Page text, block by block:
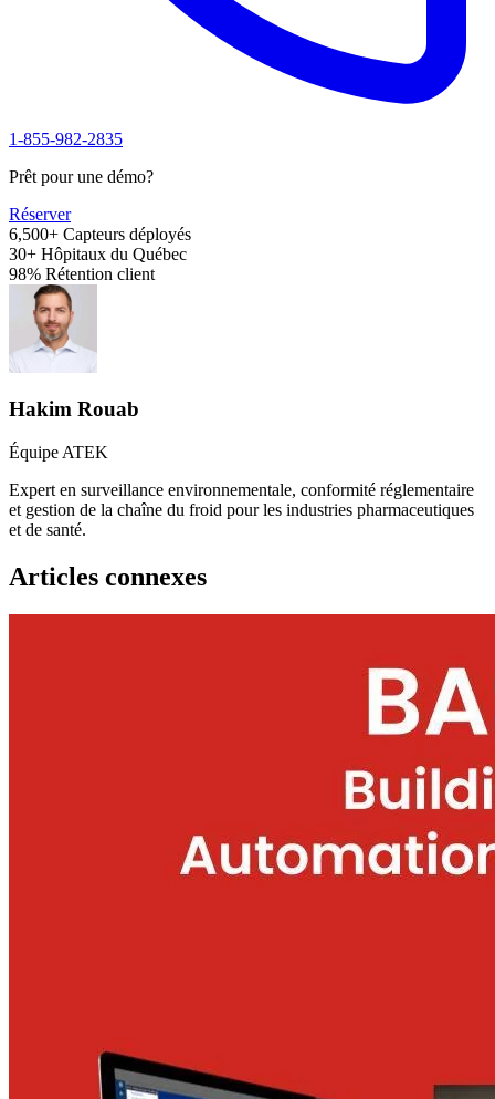
1-855-982-2835
Prêt pour une démo?
Réserver
6,500+ Capteurs déployés
30+ Hôpitaux du Québec
98% Rétention client
Hakim Rouab
Équipe ATEK
Expert en surveillance environnementale, conformité réglementaire
et gestion de la chaîne du froid pour les industries pharmaceutiques
et de santé.
Articles connexes